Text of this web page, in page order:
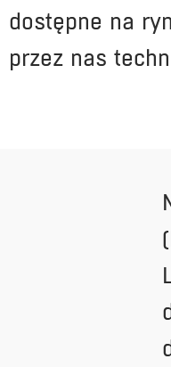
dostępne na
przez nas